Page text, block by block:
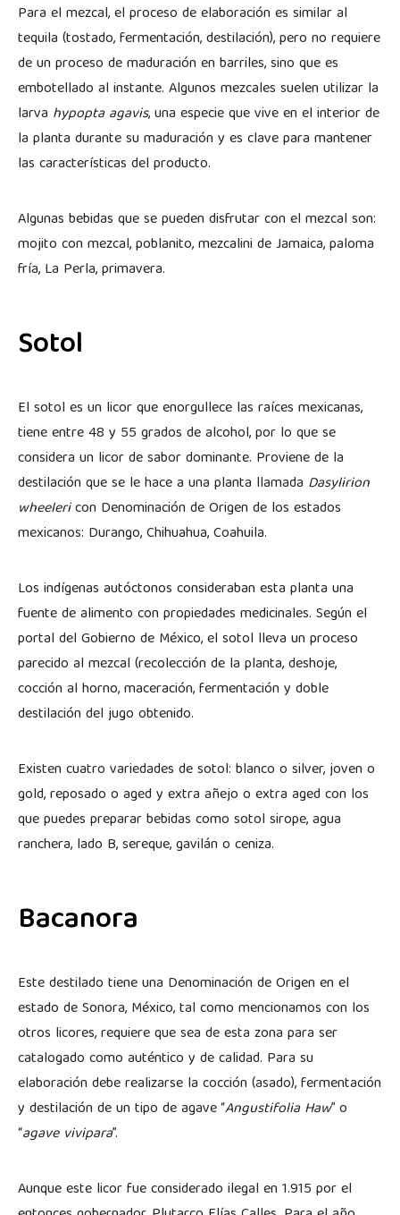
Para el mezcal, el proceso de elaboración es similar al
tequila (tostado, fermentación, destilación), pero no requiere
de un proceso de maduración en barriles, sino que es
embotellado al instante. Algunos mezcales suelen utilizar la
larva hypopta agavis, una especie que vive en el interior de
la planta durante su maduración y es clave para mantener
las características del producto.
Algunas bebidas que se pueden disfrutar con el mezcal son:
mojito con mezcal, poblanito, mezcalini de Jamaica, paloma
fría, La Perla, primavera.
Sotol
El sotol es un licor que enorgullece las raíces mexicanas,
tiene entre 48 y 55 grados de alcohol, por lo que se
considera un licor de sabor dominante. Proviene de la
destilación que se le hace a una planta llamada Dasylirion
wheelericon Denominación de Origen de los estados
mexicanos: Durango, Chihuahua, Coahuila.
Los indígenas autóctonos consideraban esta planta una
fuente de alimento con propiedades medicinales. Según el
portal del Gobierno de México, el sotol lleva un proceso
parecido al mezcal (recolección de la planta, deshoje,
cocción al horno, maceración, fermentación y doble
destilación del jugo obtenido.
Existen cuatro variedades de sotol: blanco o silver, joven o
gold, reposado o aged y extra añejo o extra aged con los
que puedes preparar bebidas como sotol sirope, agua
ranchera, lado B, sereque, gavilán o ceniza.
Bacanora
Este destilado tiene una Denominación de Origen en el
estado de Sonora, México, tal como mencionamos con los
otros licores, requiere que sea de esta zona para ser
catalogado como auténtico y de calidad. Para su
elaboración debe realizarse la cocción (asado), fermentación
y destilación de un tipo de agave “Angustifolia Haw” o
“agave vivipara”.
Aunque este licor fue considerado ilegal en 1.915 por el